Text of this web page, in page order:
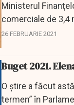
Ministerul
comerciale de 3,4
trezorerie cu...
26 FEBRUARIE 2021
Buget 2021.
O știre a făcut
termen” în